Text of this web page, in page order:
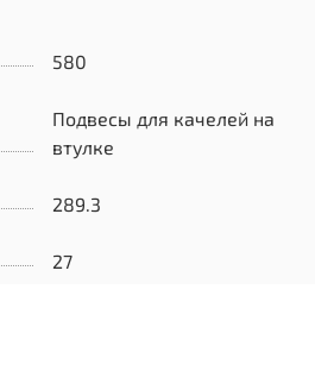
580
Подвесы для качелей на
втулке
289.3
27